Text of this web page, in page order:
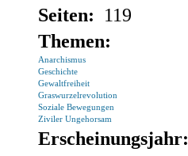
Seiten: 119
Themen:
Anarchismus
Geschichte
Gewaltfreiheit
Graswurzelrevolution
Soziale Bewegungen
Ziviler Ungehorsam
Erscheinungsjahr: